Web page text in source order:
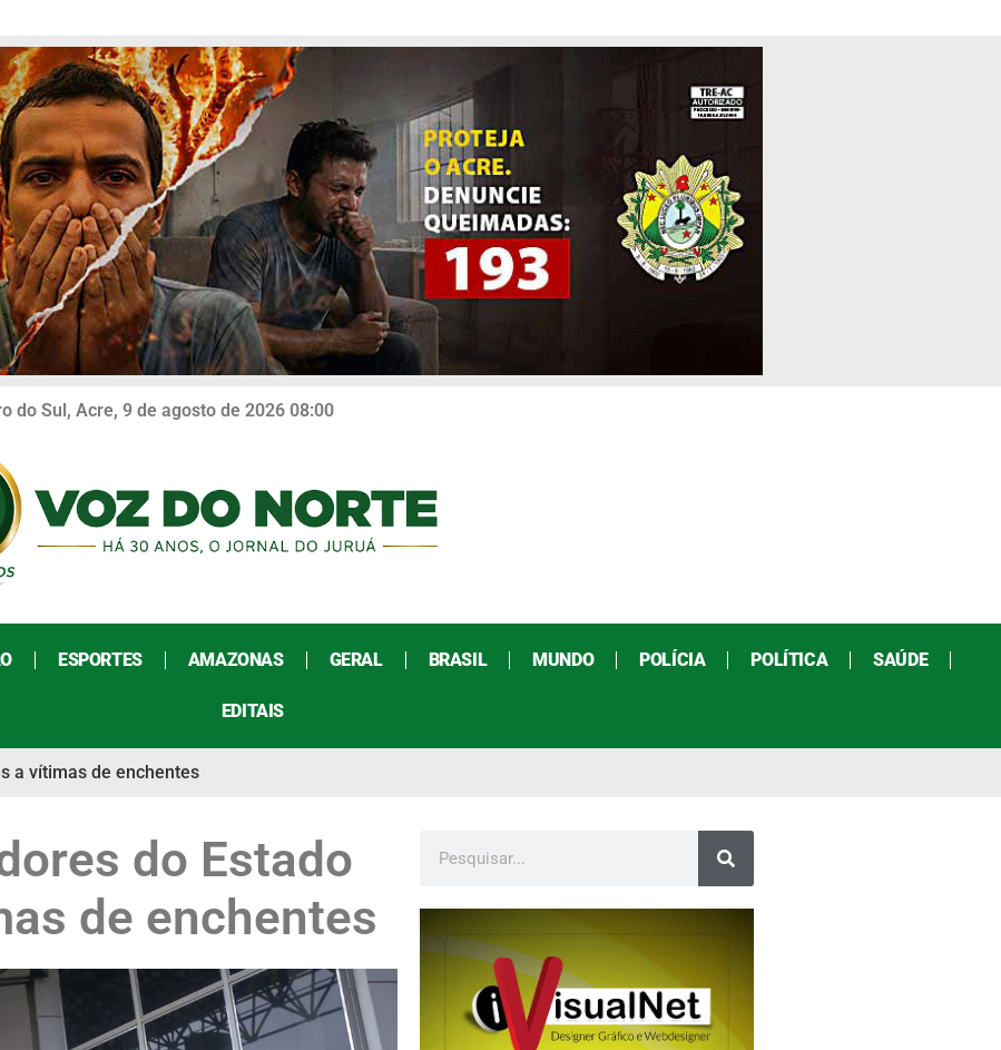
do Sul, Acre, 9 de agosto de 2026 08:00
ESPORTES AMAZONAS GERAL BRASIL MUNDO POLÍCIA POLÍTICA SAÚDE
EDITAIS
a vítimas de enchentes
do Estado
de enchentes